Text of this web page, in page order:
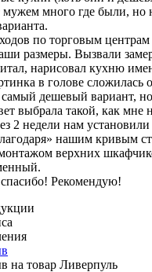
много где были, но
по торговым
размеры. Вызвали
нарисовал кухню
в голове сложилась
самый дешевый вариант,
выбрала такой, как мне
2 недели нам
нашим кривым
верхних
Рекомендую!
на товар Ливерпуль